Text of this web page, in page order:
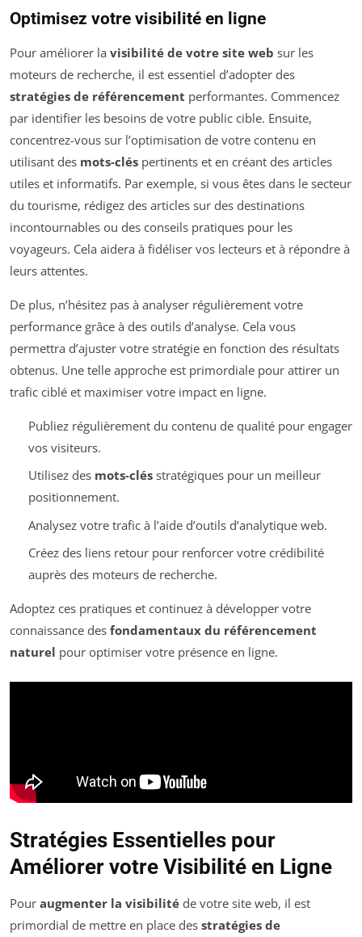
Optimisez votre visibilité en ligne
Pour améliorer la visibilité de votre site web sur les
moteurs de recherche, il est essentiel d’adopter des
stratégies de référencement performantes. Commencez
par identifier les besoins de votre public cible. Ensuite,
concentrez-vous sur l’optimisation de votre contenu en
utilisant des mots-clés pertinents et en créant des articles
utiles et informatifs. Par exemple, si vous êtes dans le secteur
du tourisme, rédigez des articles sur des destinations
incontournables ou des conseils pratiques pour les
voyageurs. Cela aidera à fidéliser vos lecteurs et à répondre à
leurs attentes.
De plus, n’hésitez pas à analyser régulièrement votre
performance grâce à des outils d’analyse. Cela vous
permettra d’ajuster votre stratégie en fonction des résultats
obtenus. Une telle approche est primordiale pour attirer un
trafic ciblé et maximiser votre impact en ligne.
Publiez régulièrement du contenu de qualité pour engager
vos visiteurs.
Utilisez des mots-clésstratégiques pour un meilleur
positionnement.
Analysez votre trafic à l’aide d’outils d’analytique web.
Créez des liens retour pour renforcer votre crédibilité
auprès des moteurs de recherche.
Adoptez ces pratiques et continuez à développer votre
connaissance des fondamentaux du référencement
naturel pour optimiser votre présence en ligne.
Stratégies Essentielles pour
Améliorer votre Visibilité en Ligne
Pour augmenter la visibilité de votre site web, il est
primordial de mettre en place des stratégies de